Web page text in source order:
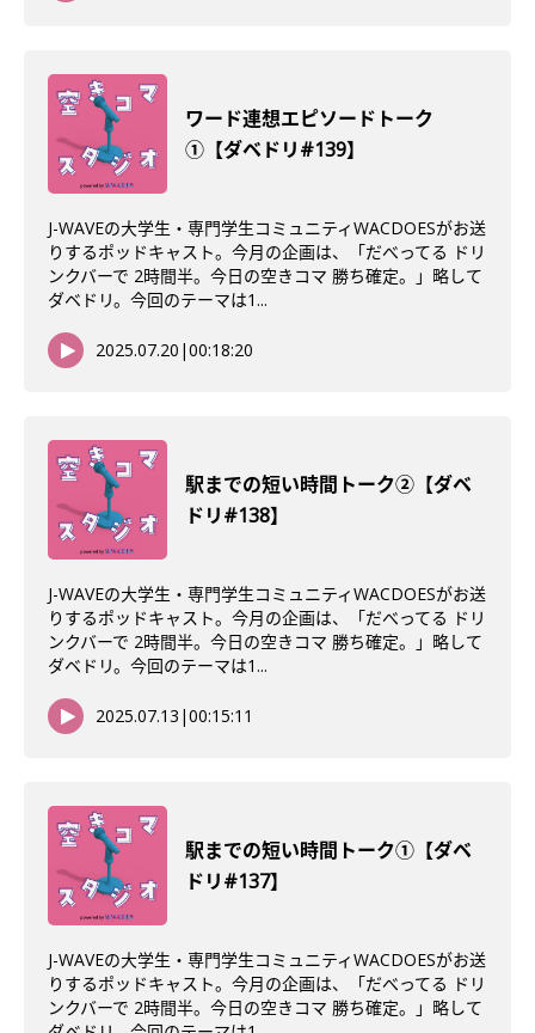
ワード連想エピソードトーク
①【ダベドリ#139】
J-WAVEの大学生・専門学生コミュニティWACDOESがお送
りするポッドキャスト。今月の企画は、「だべってる ドリ
ンクバーで 2時間半。今日の空きコマ 勝ち確定。」略して
ダベドリ。今回のテーマは1...
2025.07.20 |00:18:20
駅までの短い時間トーク②【ダベ
ドリ#138】
J-WAVEの大学生・専門学生コミュニティWACDOESがお送
りするポッドキャスト。今月の企画は、「だべってる ドリ
ンクバーで 2時間半。今日の空きコマ 勝ち確定。」略して
ダベドリ。今回のテーマは1...
2025.07.13 |00:15:11
駅までの短い時間トーク①【ダベ
ドリ#137】
J-WAVEの大学生・専門学生コミュニティWACDOESがお送
りするポッドキャスト。今月の企画は、「だべってる ドリ
ンクバーで 2時間半。今日の空きコマ 勝ち確定。」略して